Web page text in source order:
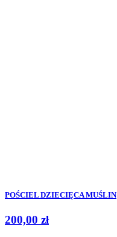
POŚCIEL DZIECIĘCA MUŚLIN
200,00 zł